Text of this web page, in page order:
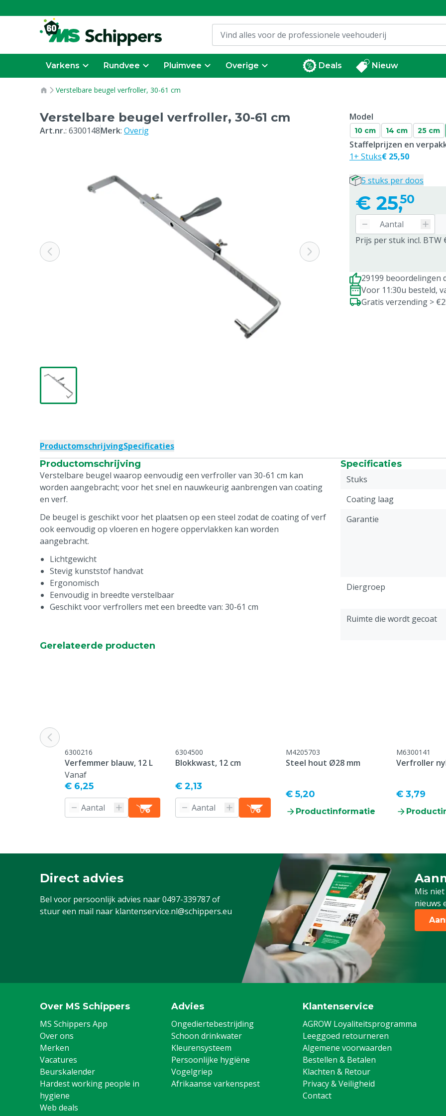
Varkens Rundvee Pluimvee Overige Deals Nieuw
Verstelbare beugel verfroller, 30-61 cm
Verstelbare beugel verfroller, 30-61 cm
Art.nr.: 6300148Merk: Overig
Model
10 cm 14 cm 25 cm
€ 25,50
Prijs per stuk incl. BTW
Staffelprijzen en
1+ Stuks€ 25,50
5 stuks per doos
29199 beoordelingen
Voor 11:30u besteld,
Gratis verzending >
ProductomschrijvingSpecificaties
Productomschrijving
Verstelbare beugel waarop eenvoudig een verfroller van 30-61 cm kan
worden aangebracht; voor het snel en nauwkeurig aanbrengen van coating
en verf.
De beugel is geschikt voor het plaatsen op een steel zodat de coating of verf
ook eenvoudig op vloeren en hogere oppervlakken kan worden
aangebracht.
Lichtgewicht
Stevig kunststof handvat
Ergonomisch
Eenvoudig in breedte verstelbaar
Geschikt voor verfrollers met een breedte van: 30-61 cm
Specificaties
Stuks
Coating laag
Garantie
Diergroep
Ruimte die wordt gecoat
Gerelateerde producten
6300216
Verfemmer blauw, 12 L
Vanaf
€ 6,25
6304500
Blokkwast, 12 cm
€ 2,13
M4205703
Steel hout Ø28 mm
€ 5,20
Productinformatie
M6300141
Verfroller
€ 3,79
Direct advies
Bel voor persoonlijk advies naar0497-339787of
stuur een mail naar klantenservice.nl@schippers.eu
Mis
nieuws
Schrijf
Over MS Schippers
MS Schippers App
Over ons
Merken
Vacatures
Beurskalender
Hardest working people in
hygiene
Web deals
Advies
Ongediertebestrijding
Schoon drinkwater
Kleurensysteem
Persoonlijke hygiëne
Vogelgriep
Afrikaanse varkenspest
Klantenservice
AGROW Loyaliteitsprogramma
Leeggoed retourneren
Algemene voorwaarden
Bestellen & Betalen
Klachten & Retour
Privacy & Veiligheid
Contact